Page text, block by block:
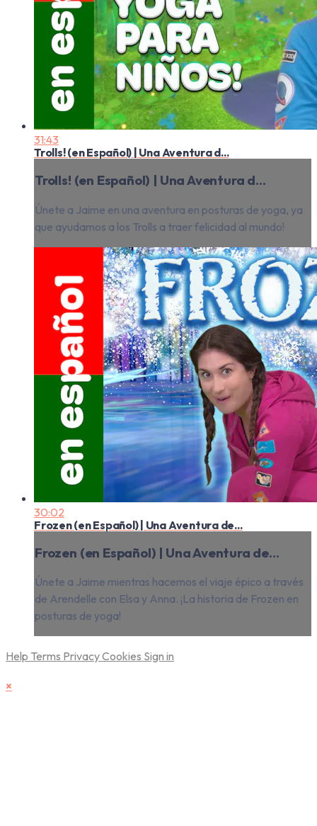
31:43
Trolls! (en Español) | Una Aventura d...
Trolls! (en Español) | Una Aventura d...
Únete a Jaime en una aventura en posturas de yoga, ya
que ayudamos a los Trolls a traer felicidad al mundo!
30:02
Frozen (en Español) | Una Aventura de...
Frozen (en Español) | Una Aventura de...
Únete a Jaime mientras hacemos el viaje épico a través
de Arendelle con Elsa y Anna. ¡La historia de Frozen en
posturas de yoga!
Help Terms PrivacyCookies Sign in
×